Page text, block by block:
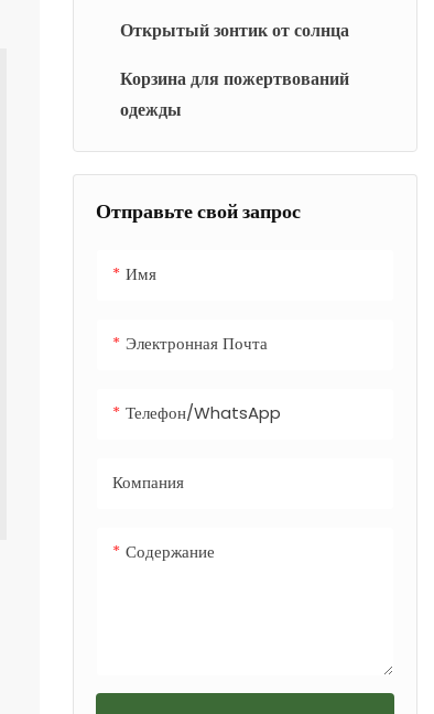
Открытый зонтик от солнца
Корзина для пожертвований
одежды
Отправьте свой запрос
Имя
Электронная Почта
Телефон/WhatsApp
Компания
Содержание